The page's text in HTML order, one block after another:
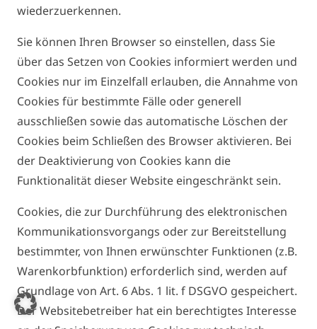
wiederzuerkennen.
Sie können Ihren Browser so einstellen, dass Sie
über das Setzen von Cookies informiert werden und
Cookies nur im Einzelfall erlauben, die Annahme von
Cookies für bestimmte Fälle oder generell
ausschließen sowie das automatische Löschen der
Cookies beim Schließen des Browser aktivieren. Bei
der Deaktivierung von Cookies kann die
Funktionalität dieser Website eingeschränkt sein.
Cookies, die zur Durchführung des elektronischen
Kommunikationsvorgangs oder zur Bereitstellung
bestimmter, von Ihnen erwünschter Funktionen (z.B.
Warenkorbfunktion) erforderlich sind, werden auf
Grundlage von Art. 6 Abs. 1 lit. f DSGVO gespeichert.
Der Websitebetreiber hat ein berechtigtes Interesse